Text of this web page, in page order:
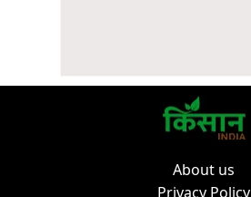
About us
Privacy Policy